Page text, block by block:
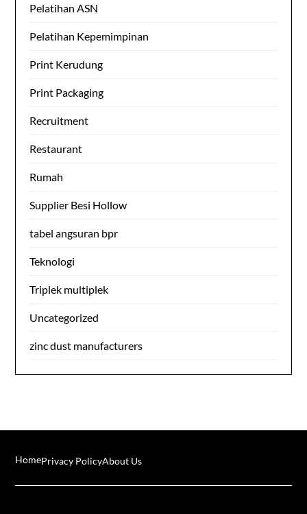
Pelatihan ASN
Pelatihan Kepemimpinan
Print Kerudung
Print Packaging
Recruitment
Restaurant
Rumah
Supplier Besi Hollow
tabel angsuran bpr
Teknologi
Triplek multiplek
Uncategorized
zinc dust manufacturers
HomePrivacy PolicyAbout Us